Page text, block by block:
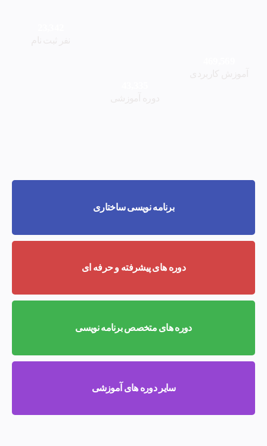
برنامه نویسی ساختاری
دوره های پیشرفته و حرفه ای
دوره های متخصص برنامه نویسی
سایر دوره های آموزشی